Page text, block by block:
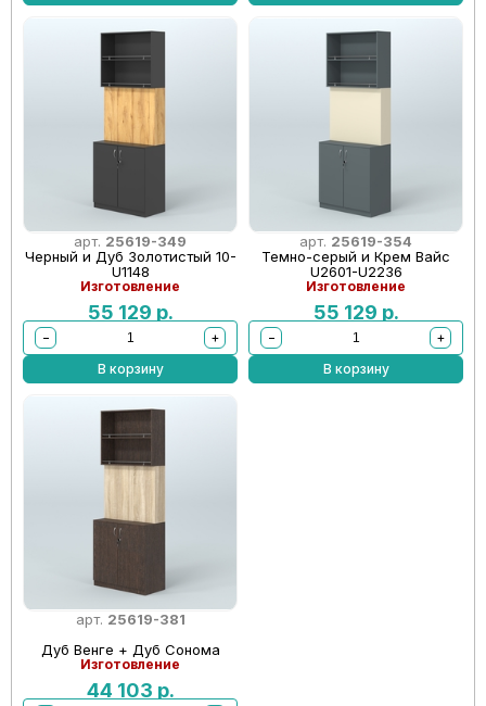
арт. 25619-349
Черный и Дуб Золотистый 10-
U1148
Изготовление
55 129 р.
−
+
В корзину
арт. 25619-354
Темно-серый и Крем Вайс
U2601-U2236
Изготовление
55 129 р.
−
+
В корзину
арт. 25619-381
Дуб Венге + Дуб Сонома
Изготовление
44 103 р.